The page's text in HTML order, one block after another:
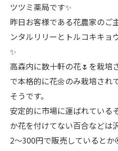
ツツミ薬局です✨
昨日お客様である花農家のご
ンタルリリーとトルコキキョ
✨
高森内に数十軒の花🌷を栽培
で本格的に花🌼のみ栽培され
そうです。
安定的に市場に運ばれている
か花を付けてない百合などは
2〜300円で販売していると